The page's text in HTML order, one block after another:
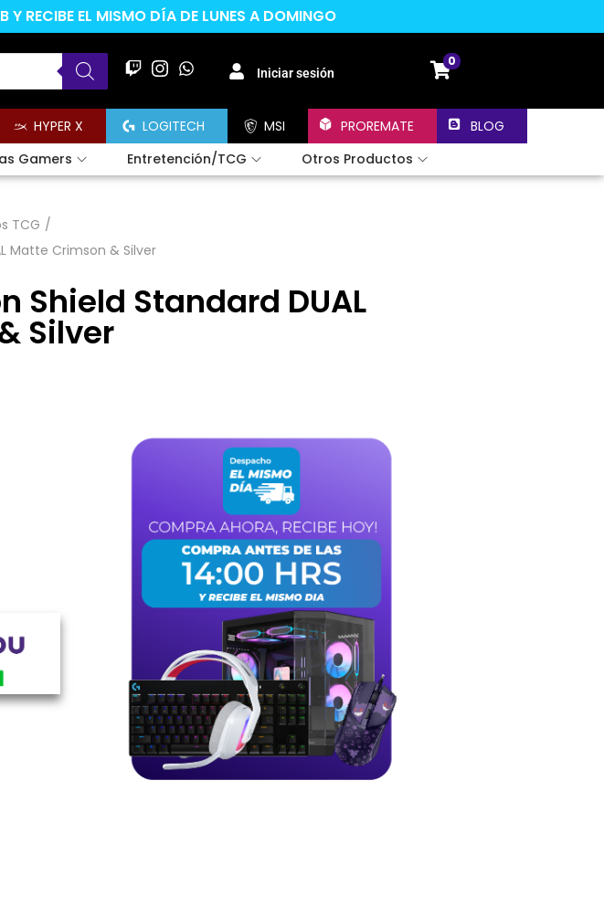
Y RECIBE EL MISMO DÍA DE LUNES A DOMINGO
Iniciar sesión
0
HYPER X LOGITECH MSI PROREMATE
BLOG
Gamers Entretención/TCG Otros Productos
TCG /
Matte Crimson & Silver
Shield Standard DUAL
Silver